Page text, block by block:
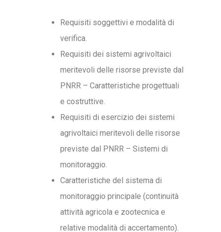
Requisiti soggettivi e modalità di
verifica.
Requisiti dei sistemi agrivoltaici
meritevoli delle risorse previste dal
PNRR – Caratteristiche progettuali
e costruttive.
Requisiti di esercizio dei sistemi
agrivoltaici meritevoli delle risorse
previste dal PNRR – Sistemi di
monitoraggio.
Caratteristiche del sistema di
monitoraggio principale (continuità
attività agricola e zootecnica e
relative modalità di accertamento).